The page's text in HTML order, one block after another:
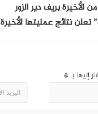
تعلن نتائج عمليتها الأخيرة
إليها بـ*